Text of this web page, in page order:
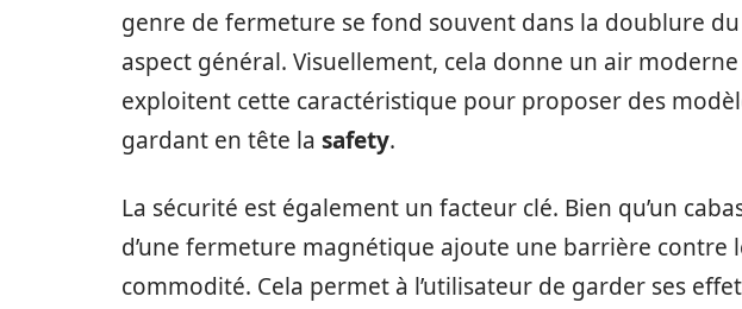
genre de fermeture se fond souvent dans la doublure
aspect général. Visuellement, cela donne un air
exploitent cette caractéristique pour proposer des
gardant en tête la safety.
La sécurité est également un facteur clé. Bien qu’un
d’une fermeture magnétique ajoute une barrière contre
commodité. Cela permet à l’utilisateur de garder ses